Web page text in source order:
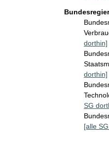
dorthin]
dorthin]
SG
[alle